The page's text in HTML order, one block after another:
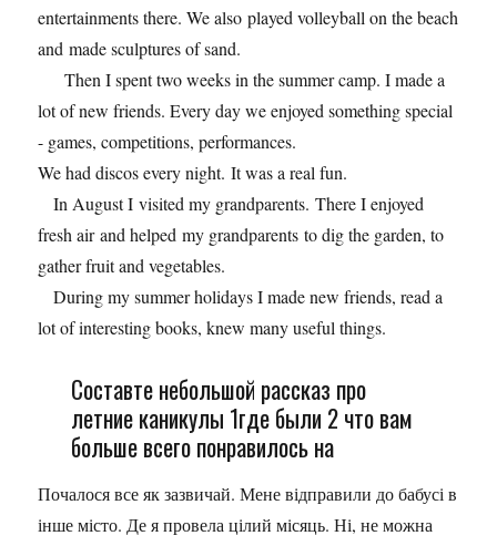
entertainments there. We also played volleyball on the beach
and made sculptures of sand.
Then I spent two weeks in the summer camp. I made a
lot of new friends. Every day we enjoyed something special
- games, competitions, performances.
We had discos every night. It was a real fun.
In August I visited my grandparents. There I enjoyed
fresh air and helped my grandparents to dig the garden, to
gather fruit and vegetables.
During my summer holidays I made new friends, read a
lot of interesting books, knew many useful things.
Составте небольшой рассказ про
летние каникулы 1где были 2 что вам
больше всего понравилось на
Почалося все як зазвичай. Мене відправили до бабусі в
інше місто. Де я провела цілий місяць. Ні, не можна